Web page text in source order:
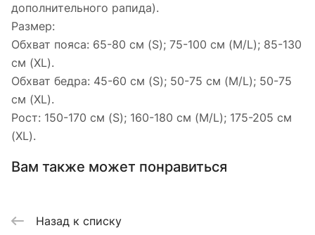
дополнительного рапида).
Размер:
Обхват пояса: 65-80 см (S); 75-100 см (M/L); 85-130
см (XL).
Обхват бедра: 45-60 см (S); 50-75 см (M/L); 50-75
см (XL).
Рост: 150-170 см (S); 160-180 см (M/L); 175-205 см
(XL).
Вам также может понравиться
Назад к списку